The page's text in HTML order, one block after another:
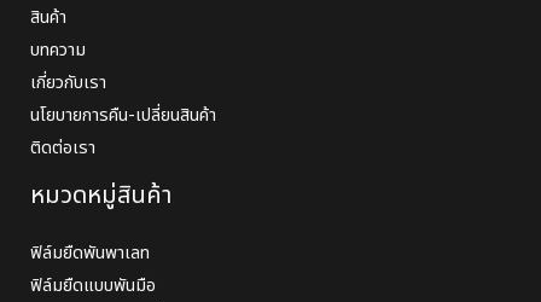
สินค้า
บทความ
เกี่ยวกับเรา
นโยบายการคืน-เปลี่ยนสินค้า
ติดต่อเรา
หมวดหมู่สินค้า
ฟิล์มยืดพันพาเลท
ฟิล์มยืดแบบพันมือ